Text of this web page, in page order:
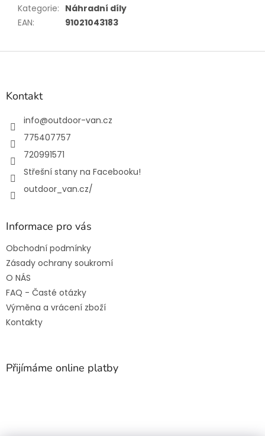
Kategorie: Náhradní díly
EAN: 91021043183
Z
Kontakt
info@outdoor-van.cz
775407757
720991571
Střešní stany na Facebooku!
outdoor_van.cz/
Informace pro vás
Obchodní podmínky
Zásady ochrany soukromí
O NÁS
FAQ - Časté otázky
Výměna a vrácení zboží
Kontakty
Přijímáme online platby